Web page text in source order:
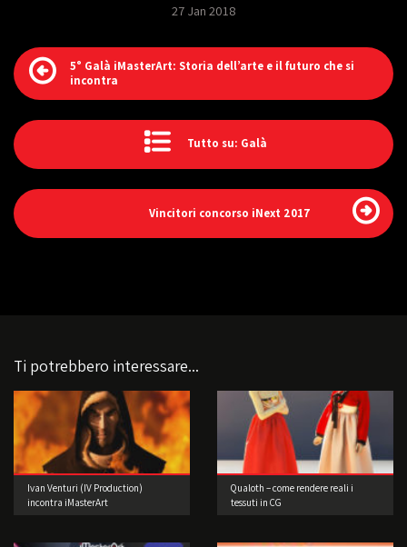
27 Jan 2018
5° Galà iMasterArt: Storia dell’arte e il futuro che si
incontra
Tutto su: Galà
Vincitori concorso iNext 2017
Ti potrebbero interessare...
Ivan Venturi (IV Production)
incontra iMasterArt
Qualoth – come rendere reali i
tessuti in CG